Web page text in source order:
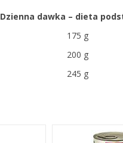
Dzienna dawka – dieta
175 g
200 g
245 g